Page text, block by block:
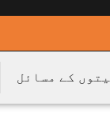
کے مسائل